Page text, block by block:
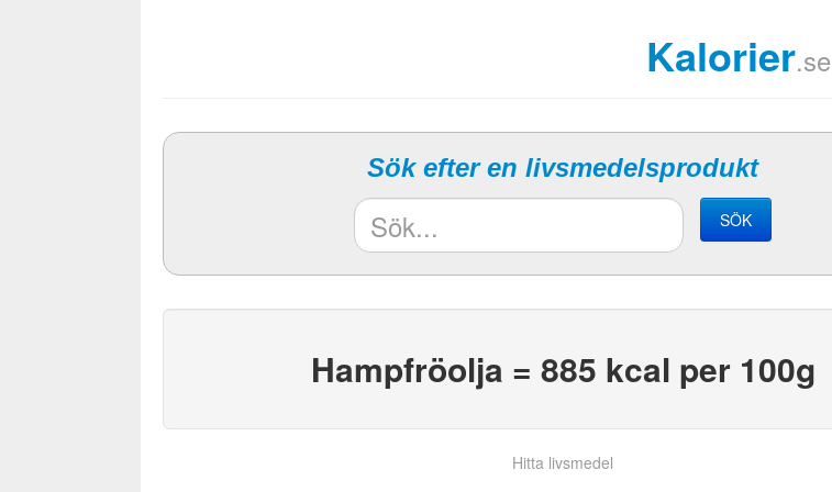
Kalorier.se
Sök efter en livsmedelsprodukt
SÖK
Hampfröolja = 885 kcal per 100g
Hitta livsmedel